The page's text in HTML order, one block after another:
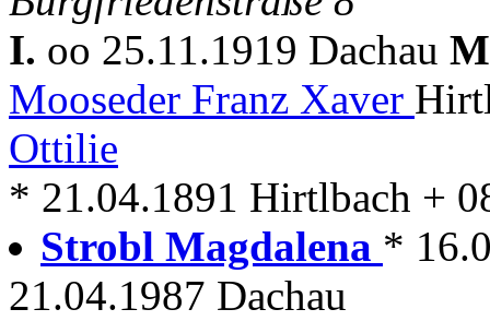
I. oo 25.11.1919 Dachau
Mooseder Franz Xaver
Ottilie
* 21.04.1891 Hirtlbach +
Strobl Magdalena *
21.04.1987 Dachau